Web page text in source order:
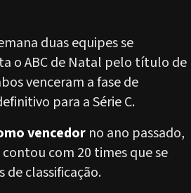
duas equipes se
o ABC de Natal pelo título de
venceram a fase de
para a Série C.
vencedor no ano passado,
com 20 times que se
classificação.